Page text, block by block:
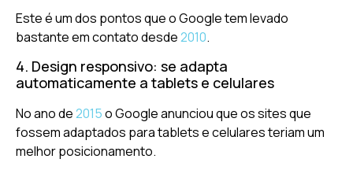
Este é um dos pontos que o Google tem levado
bastante em contato desde2010.
4. Design responsivo: se adapta
automaticamente a tablets e celulares
No ano de2015o Google anunciou que os sites que
fossem adaptados para tablets e celulares teriam um
melhor posicionamento.